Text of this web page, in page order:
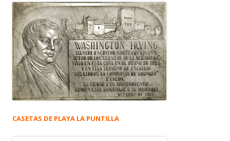
CASETAS DE PLAYA LA PUNTILLA